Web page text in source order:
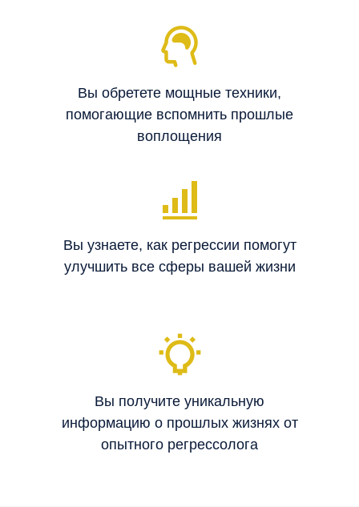
Вы обретете мощные техники,
помогающие вспомнить прошлые
воплощения
Вы узнаете, как регрессии помогут
улучшить все сферы вашей жизни
Вы получите уникальную
информацию о прошлых жизнях от
опытного регрессолога